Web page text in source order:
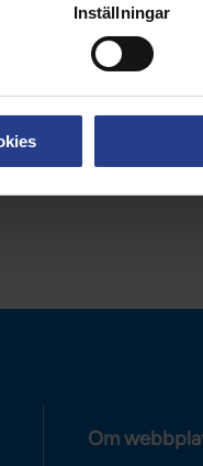
Inställningar
Nationellt
Om